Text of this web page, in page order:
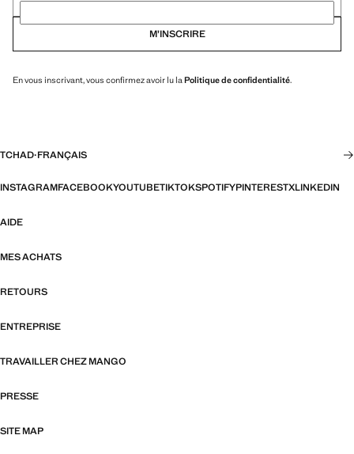
M’INSCRIRE
En vous inscrivant, vous confirmez avoir lu la Politique de confidentialité.
TCHAD·FRANÇAIS
INSTAGRAMFACEBOOKYOUTUBETIKTOKSPOTIFYPINTERESTXLINKEDIN
AIDE
MES ACHATS
RETOURS
ENTREPRISE
TRAVAILLER CHEZ MANGO
PRESSE
SITE MAP